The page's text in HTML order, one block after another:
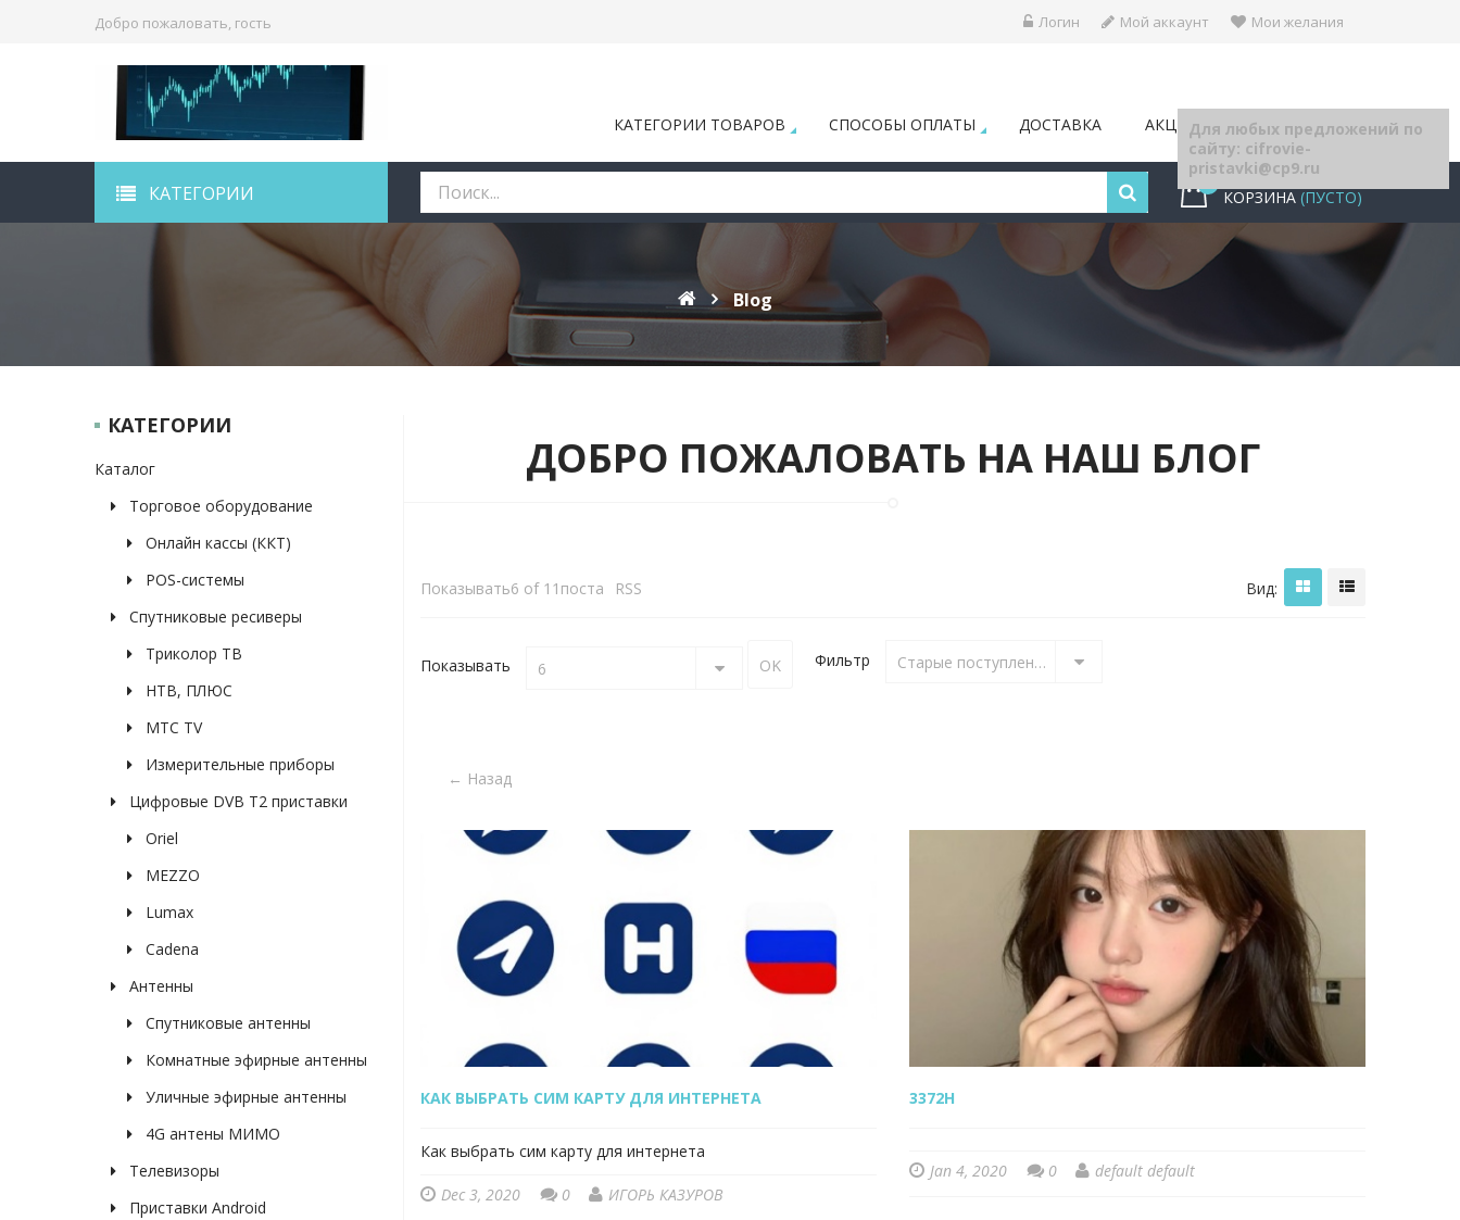
Добро пожаловать, гость Логин Мой аккаунт Мои желания
КАТЕГОРИИ ТОВАРОВ СПОСОБЫ ОПЛАТЫ ДОСТАВКА АКЦИИ БЛОГ
КАТЕГОРИИ КОРЗИНА (ПУСТО)
Blog
КАТЕГОРИИ
Каталог
Торговое оборудование
Онлайн кассы (ККТ)
POS-системы
Спутниковые ресиверы
Триколор ТВ
НТВ, ПЛЮС
МТС TV
Измерительные приборы
Цифровые DVB T2 приставки
Oriel
MEZZO
Lumax
Cadena
Антенны
Спутниковые антенны
Комнатные эфирные антенны
Уличные эфирные антенны
4G антены МИМО
Телевизоры
Приставки Android
ДОБРО ПОЖАЛОВАТЬ НА НАШ БЛОГ
Показывать6 of 11поста RSS Вид:
Показывать 6 Фильтр Старые поступления
← Назад
КАК ВЫБРАТЬ СИМ КАРТУ ДЛЯ ИНТЕРНЕТА
Как выбрать сим карту для интернета
Dec 3, 2020 0 ИГОРЬ КАЗУРОВ
3372H
Jan 4, 2020 0 default default
Для любых предложений по
сайту: cifrovie-
pristavki@cp9.ru